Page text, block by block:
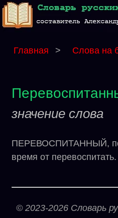
Главная > Слова на
значение слова
ПЕРЕВОСПИТАННЫЙ,
время от
© 2023-2026 Словарь